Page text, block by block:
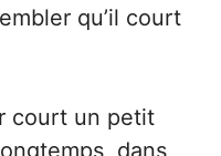
qu’il court
court un petit